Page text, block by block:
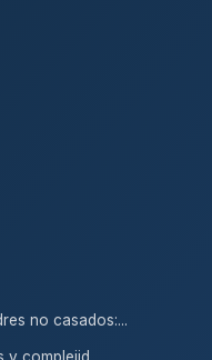
no casados:...